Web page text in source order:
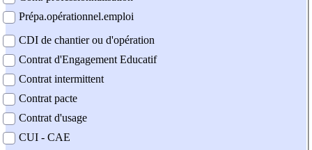
Prépa.opérationnel.emploi
CDI de chantier ou d'opération
Contrat d'Engagement Educatif
Contrat intermittent
Contrat pacte
Contrat d'usage
CUI - CAE